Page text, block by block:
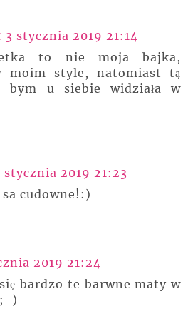
3 stycznia 2019 21:14
to nie moja bajka,
style, natomiast tą
bym u siebie widziała w
stycznia 2019 21:23
cudowne!:)
2019 21:24
bardzo te barwne maty w
;-)